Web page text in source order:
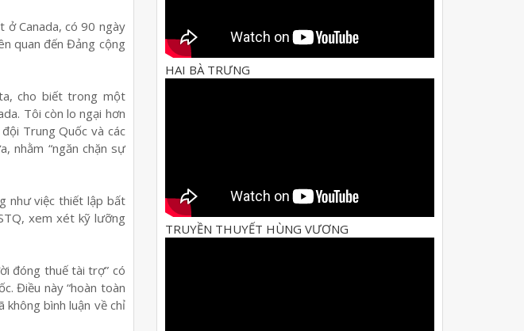
ở Canada, có 90 ngày
quan đến Đảng cộng
cho biết trong một
Tôi còn lo ngại hơn
Trung Quốc và các
nhằm “ngăn chặn sự
như việc thiết lập bất
xem xét kỹ lưỡng
đóng thuế tài trợ” có
Điều này “hoàn toàn
không bình luận về chỉ
HAI BÀ TRƯNG
TRUYỀN THUYẾT HÙNG VƯƠNG